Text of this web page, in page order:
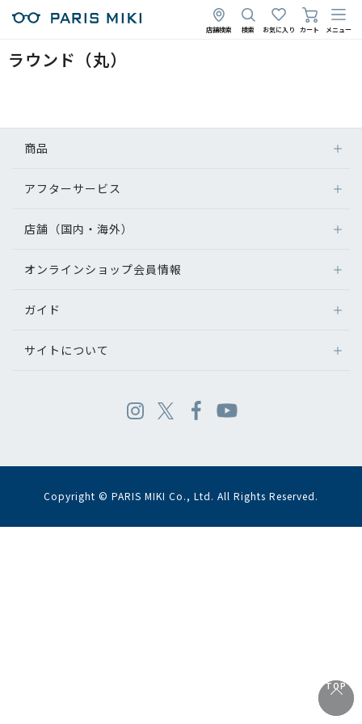
店舗検索 検索 お気に入り カート メニュー
ラウンド（丸）
TOP
TOP
商品
アフターサービス
店舗（国内・海外）
オンラインショップ会員情報
ガイド
サイトについて
Copyright © PARIS MIKI Co., Ltd. All Rights Reserved.